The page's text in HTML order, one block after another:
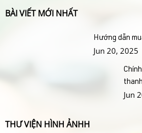
BÀI VIẾT MỚI NHẤT
Hướng dẫn
Jun 20, 2025
Jun
THƯ VIỆN HÌNH ẢNHH